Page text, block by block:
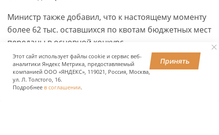
Министр также добавил, что к настоящему моменту
более 62 тыс. оставшихся по квотам бюджетных мест
переданы в основной конкурс.
ПОДЕЛИТЬСЯ
Этот сайт использует файлы cookie и сервис веб-
аналитики Яндекс Метрика, предоставляемый
компанией ООО «ЯНДЕКС», 119021, Россия, Москва,
ул. Л. Толстого, 16.
Подробнее в соглашении.
Принять